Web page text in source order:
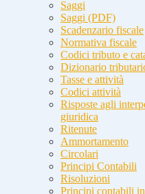
Saggi
Saggi (PDF)
Scadenzario fiscale
Normativa fiscale
Codici tributo e
Dizionario
Tasse e attività
Codici attività
Risposte agli
giuridica
Ritenute
Ammortamento
Circolari
Principi Contabili
Risoluzioni
Principi contabili